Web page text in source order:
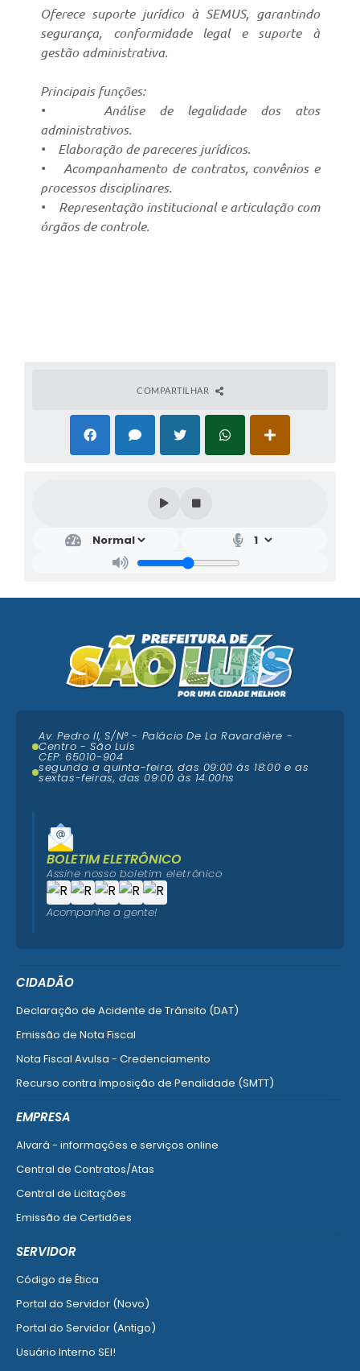
Oferece suporte jurídico à SEMUS, garantindo
segurança, conformidade legal e suporte à
gestão administrativa.
Principais funções:
• Análise de legalidade dos atos
administrativos.
• Elaboração de pareceres jurídicos.
• Acompanhamento de contratos, convênios e
processos disciplinares.
• Representação institucional e articulação com
órgãos de controle.
COMPARTILHAR
CIDADÃO
Declaração de Acidente de Trânsito (DAT)
Emissão de Nota Fiscal
Nota Fiscal Avulsa - Credenciamento
Recurso contra Imposição de Penalidade (SMTT)
EMPRESA
Alvará - informações e serviços online
Central de Contratos/Atas
Central de Licitações
Emissão de Certidões
SERVIDOR
Código de Ética
Portal do Servidor (Novo)
Portal do Servidor (Antigo)
Usuário Interno SEI!
Av. Pedro II, S/N° - Palácio De La Ravardière -
Centro - São Luís
CEP: 65010-904
segunda a quinta-feira, das 09:00 ás 18:00 e as
sextas-feiras, das 09:00 às 14:00hs
BOLETIM ELETRÔNICO
Assine nosso boletim eletrônico
Acompanhe a gente!